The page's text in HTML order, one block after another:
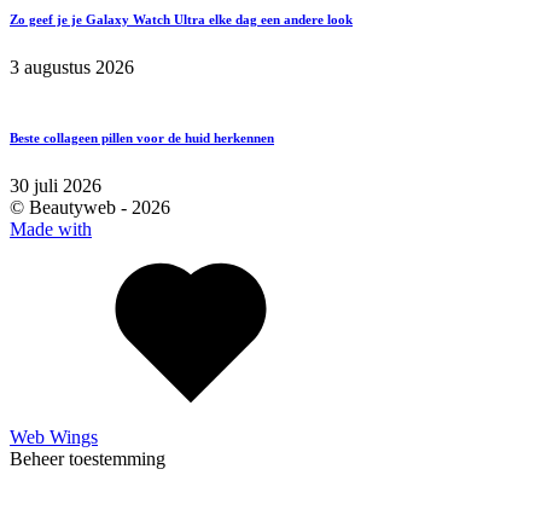
Zo geef je je Galaxy Watch Ultra elke dag een andere look
3 augustus 2026
Beste collageen pillen voor de huid herkennen
30 juli 2026
© Beautyweb - 2026
Made with
Web Wings
Beheer toestemming